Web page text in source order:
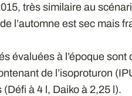
très similaire au
l’automne est sec mais
évaluées à l’époque sont
de l’isoproturon
à 4 l, Daiko à 2,25 l).